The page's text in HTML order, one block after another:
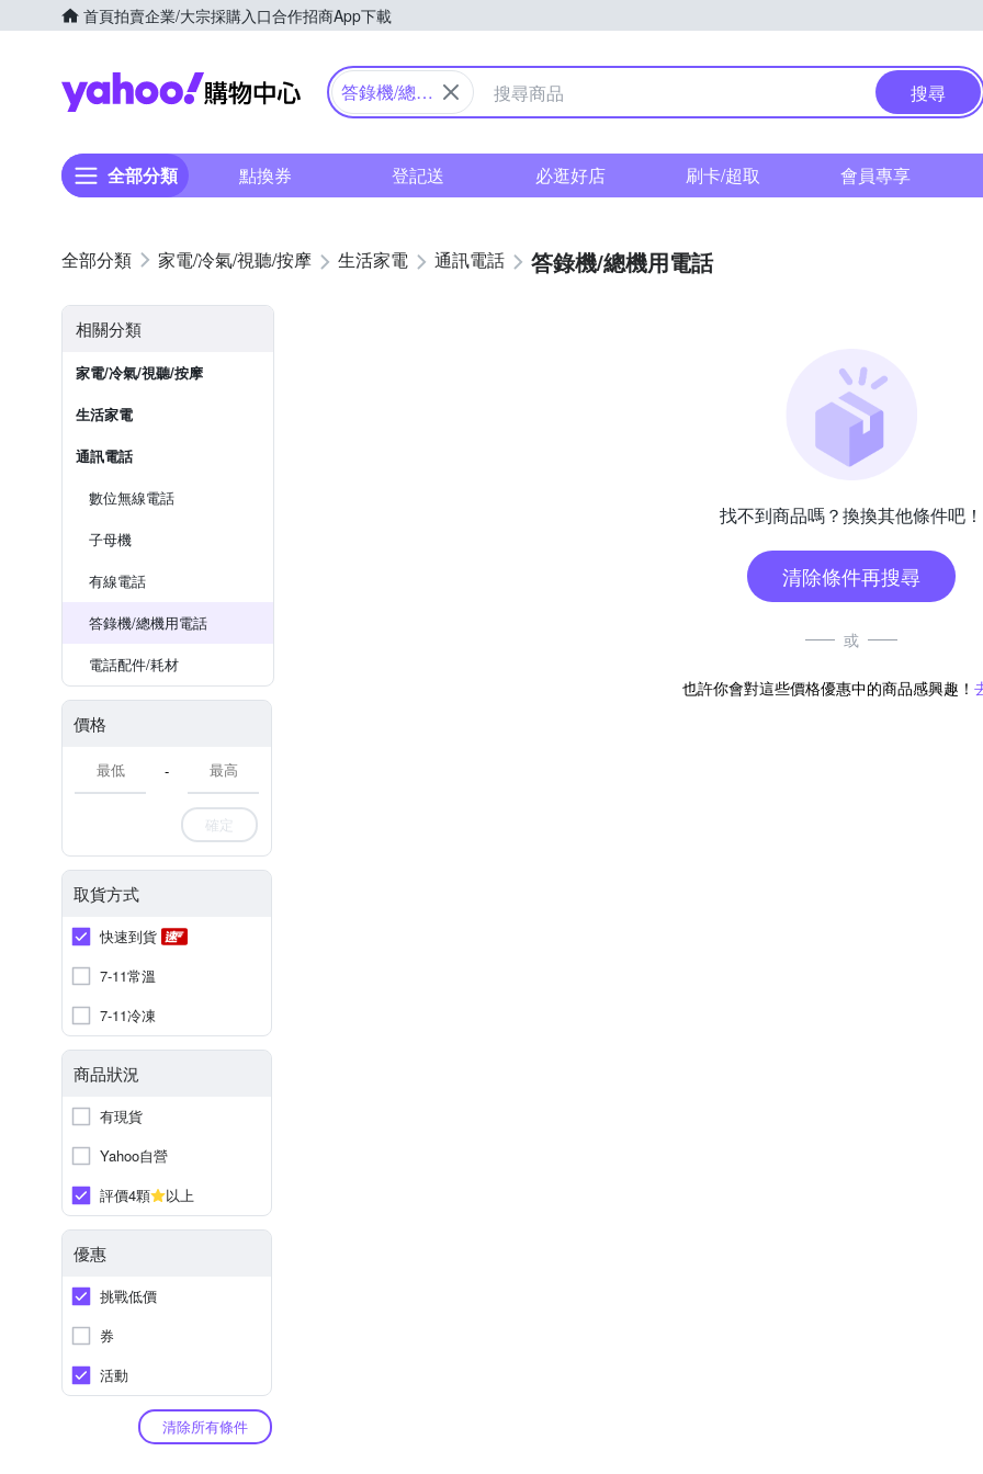
首頁拍賣企業/大宗採購入口合作招商App下載
Yahoo購物中心
答錄機/總機
搜尋
全部分類 點換券 登記送 必逛好店 刷卡/超取 會員專享
家電/冷氣/視聽/按摩 生活家電 通訊電話 答錄機/總機用電話
相關分類
家電/冷氣/視聽/按摩
生活家電
通訊電話
數位無線電話
子母機
有線電話
答錄機/總機用電話
電話配件/耗材
價格
-
確定
取貨方式
快速到貨
7-11常溫
7-11冷凍
商品狀況
有現貨
Yahoo自營
評價4顆
以上
優惠
挑戰低價
券
活動
清除所有條件
找不到商品嗎？換換其他條件吧！
清除條件再搜尋
或
也許你會對這些價格優惠中的商品感興趣！